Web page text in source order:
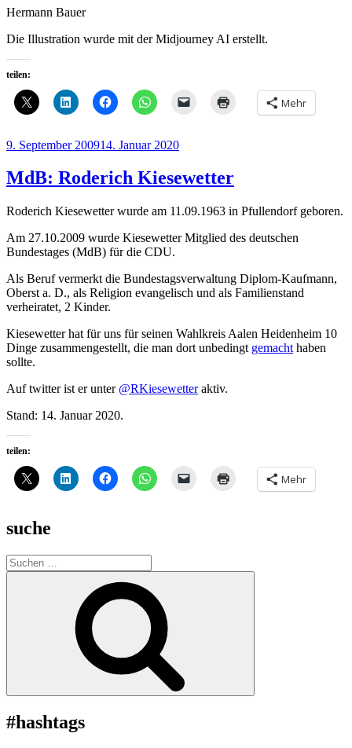
Hermann Bauer
Die Illustration wurde mit der Midjourney AI erstellt.
teilen:
Mehr
Veröffentlicht
9. September 200914. Januar 2020
MdB: Roderich Kiesewetter
Roderich Kiesewetter wurde am 11.09.1963 in Pfullendorf geboren.
Am 27.10.2009 wurde Kiesewetter Mitglied des deutschen
Bundestages (MdB) für die CDU.
Als Beruf vermerkt die Bundestagsverwaltung Diplom-Kaufmann,
Oberst a. D., als Religion evangelisch und als Familienstand
verheiratet, 2 Kinder.
Kiesewetter hat für uns für seinen Wahlkreis Aalen Heidenheim 10
Dinge zusammengestellt, die man dort unbedingt gemacht haben
sollte.
Auf twitter ist er unter @RKiesewetteraktiv.
Stand: 14. Januar 2020.
teilen:
Mehr
suche
Suche
nach:
#hashtags